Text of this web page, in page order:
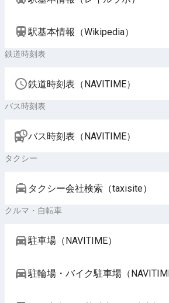
駅基本情報（Wikipedia）
鉄道時刻表
鉄道時刻表（NAVITIME）
バス時刻表
バス時刻表（NAVITIME）
タクシー
タクシー会社検索（taxisite）
クルマ・自転車
駐車場（NAVITIME）
駐輪場・バイク駐車場（